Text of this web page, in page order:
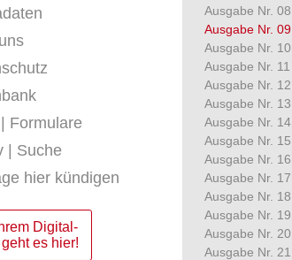
Formulare
| Suche
hier kündigen
Digital-
es hier!
Ausgabe Nr. 08
Ausgabe Nr. 09
Ausgabe Nr. 10
Ausgabe Nr. 11
Ausgabe Nr. 12
Ausgabe Nr. 13
Ausgabe Nr. 14
Ausgabe Nr. 15
Ausgabe Nr. 16
Ausgabe Nr. 17
Ausgabe Nr. 18
Ausgabe Nr. 19
Ausgabe Nr. 20
Ausgabe Nr. 21